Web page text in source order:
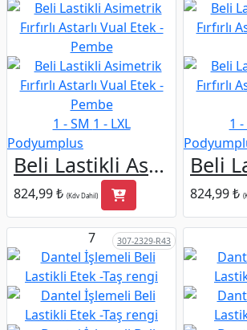
1 - SM 1 - LXL
Podyumplus
Beli Lastikli Asimetrik Fırfırlı Astarlı Vual Etek -Pembe
824,99 ₺ (Kdv Dahil)
1 -
824,99 ₺
7 307-2329-R43